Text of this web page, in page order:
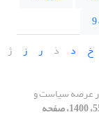
خ د ذ ر ز ژ
عرصه سیاست و
[دوره 15، شماره 55، 1400، صفحه